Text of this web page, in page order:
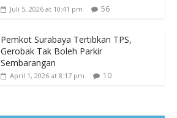
Juli 5, 2026 at 10:41 pm 56
Pemkot Surabaya Tertibkan TPS,
Gerobak Tak Boleh Parkir
Sembarangan
April 1, 2026 at 8:17 pm 10